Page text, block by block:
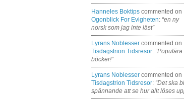
Hanneles Boktips commented on
Ogonblick For Evigheten: “en ny
norsk som jag inte läst”
Lyrans Noblesser commented on
Tisdagstrion Tidsresor: “Populära
böcker!”
Lyrans Noblesser commented on
Tisdagstrion Tidsresor: “Det ska
spännande att se hur allt löses